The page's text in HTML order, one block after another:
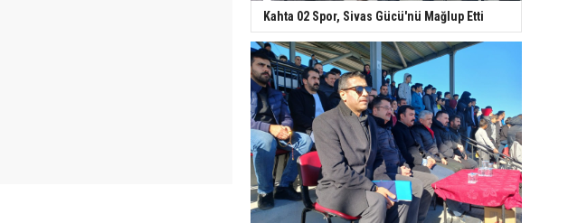
Kahta 02 Spor, Sivas Gücü'nü Mağlup Etti